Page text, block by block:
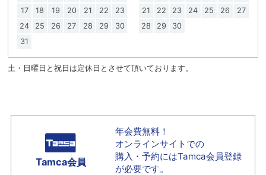
17
18 19 20 21 22
23
24
25 26 27 28 29
30
31
21
22 23 24 25 26
27
28
29 30
土・日曜日と祝日は定休日とさせて頂いております。
Tamca会員
年会費無料！
オンラインサイトでの
購入・予約にはTamca会員登録
が必要です。